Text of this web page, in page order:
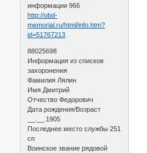
информации 966
http://obd-
memorial.ru/html/info.htm?
id=51767213
88025698
Информация из списков
захоронения
Фамилия Лялин
Имя Дмитрий
Отчество Федорович
Дата рождения/Возраст
__.__.1905
Последнее место службы 251
сп
Воинское звание рядовой